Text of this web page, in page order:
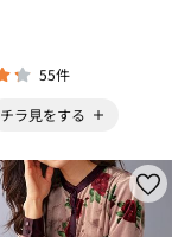
55件
チラ見をする